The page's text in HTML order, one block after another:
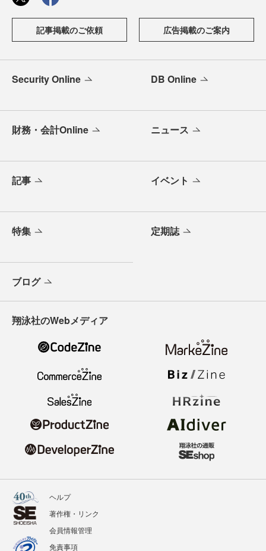
記事掲載のご依頼 広告掲載のご案内
Security Online DB Online
財務・会計Online ニュース
記事 イベント
特集 定期誌
ブログ
翔泳社のWebメディア
ヘルプ
著作権・リンク
会員情報管理
免責事項